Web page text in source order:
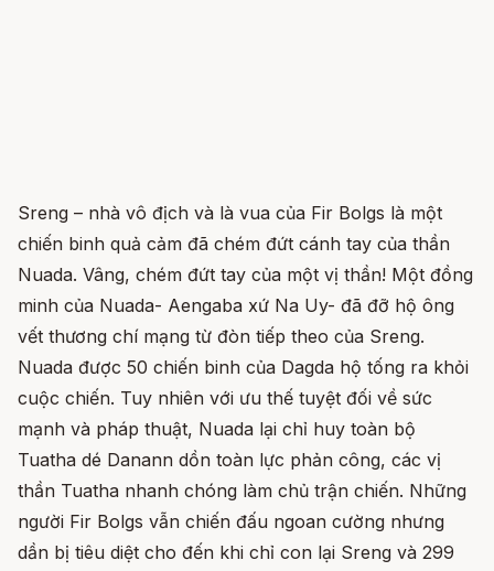
Sreng – nhà vô địch và là vua của Fir Bolgs là một
chiến binh quả cảm đã chém đứt cánh tay của thần
Nuada. Vâng, chém đứt tay của một vị thần! Một đồng
minh của Nuada- Aengaba xứ Na Uy- đã đỡ hộ ông
vết thương chí mạng từ đòn tiếp theo của Sreng.
Nuada được 50 chiến binh của Dagda hộ tống ra khỏi
cuộc chiến. Tuy nhiên với ưu thế tuyệt đối về sức
mạnh và pháp thuật, Nuada lại chỉ huy toàn bộ
Tuatha dé Danann dồn toàn lực phản công, các vị
thần Tuatha nhanh chóng làm chủ trận chiến. Những
người Fir Bolgs vẫn chiến đấu ngoan cường nhưng
dần bị tiêu diệt cho đến khi chỉ con lại Sreng và 299